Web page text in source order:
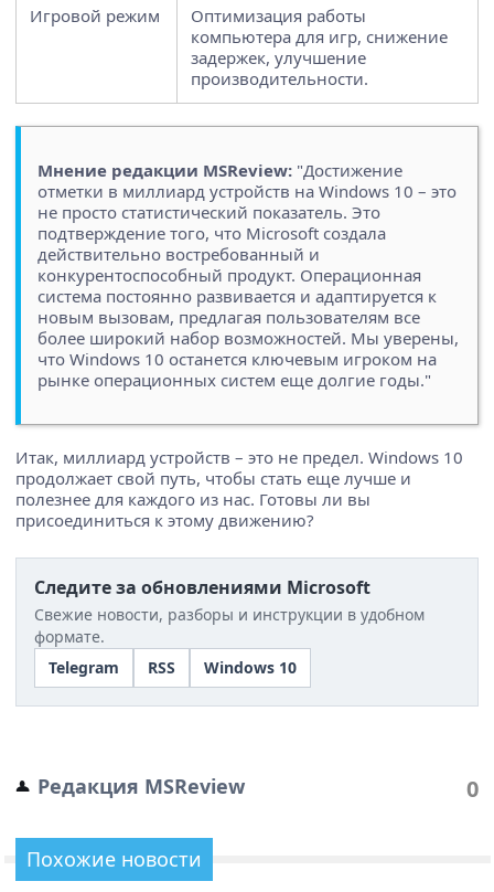
Игровой режим
Оптимизация работы
компьютера для игр, снижение
задержек, улучшение
производительности.
Мнение редакции MSReview: "Достижение
отметки в миллиард устройств на Windows 10 – это
не просто статистический показатель. Это
подтверждение того, что Microsoft создала
действительно востребованный и
конкурентоспособный продукт. Операционная
система постоянно развивается и адаптируется к
новым вызовам, предлагая пользователям все
более широкий набор возможностей. Мы уверены,
что Windows 10 останется ключевым игроком на
рынке операционных систем еще долгие годы."
Итак, миллиард устройств – это не предел. Windows 10
продолжает свой путь, чтобы стать еще лучше и
полезнее для каждого из нас. Готовы ли вы
присоединиться к этому движению?
Следите за обновлениями Microsoft
Свежие новости, разборы и инструкции в удобном
формате.
Telegram
RSS Windows 10
Редакция MSReview 0
Похожие новости